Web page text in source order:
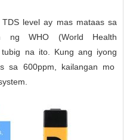
level ay mas mataas sa
ng WHO (World Health
na ito. Kung ang iyong
sa 600ppm, kailangan mo